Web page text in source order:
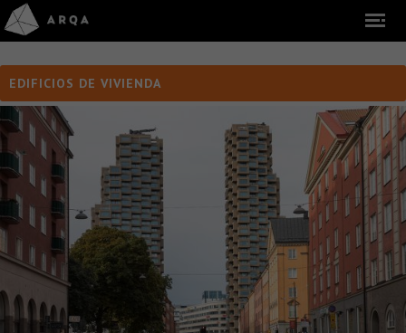
EDIFICIOS DE VIVIENDA